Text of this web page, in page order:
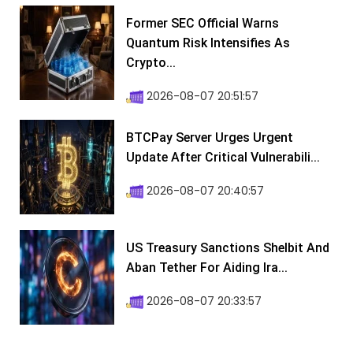
Former SEC Official Warns
Quantum Risk Intensifies As
Crypto...
2026-08-07 20:51:57
BTCPay Server Urges Urgent
Update After Critical Vulnerabili...
2026-08-07 20:40:57
US Treasury Sanctions Shelbit And
Aban Tether For Aiding Ira...
2026-08-07 20:33:57